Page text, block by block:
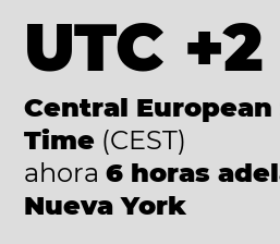
UTC +2
Central
Time (CEST)
ahora 6 horas
Nueva York